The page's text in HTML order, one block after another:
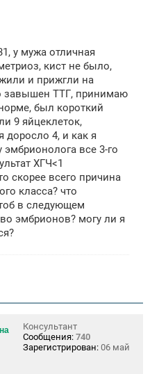
у мужа отличная
кист не было,
и прижгли на
завышен ТТГ, принимаю
был короткий
9 яйцеклеток,
доросло 4, и как я
все 3-го
ХГЧ<1
скорее всего причина
класса? что
в следующем
эмбрионов? могу ли я
Консультант
Сообщения: 740
Зарегистрирован: 06 май